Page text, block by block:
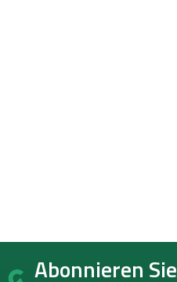
F
Abonnieren